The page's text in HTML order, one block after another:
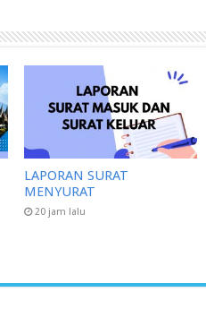
LAPORAN SURAT
MENYURAT
20 jam lalu